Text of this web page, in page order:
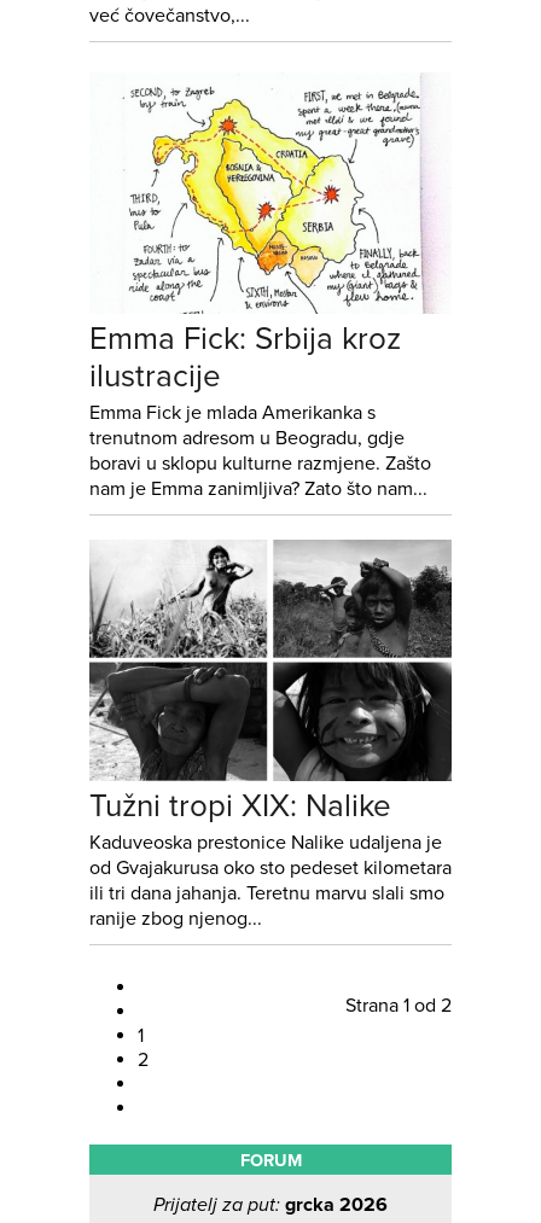
već čovečanstvo,...
Emma Fick: Srbija kroz
ilustracije
Emma Fick je mlada Amerikanka s
trenutnom adresom u Beogradu, gdje
boravi u sklopu kulturne razmjene. Zašto
nam je Emma zanimljiva? Zato što nam...
Tužni tropi XIX: Nalike
Kaduveoska prestonice Nalike udaljena je
od Gvajakurusa oko sto pedeset kilometara
ili tri dana jahanja. Teretnu marvu slali smo
ranije zbog njenog...
Strana 1 od 2
1
2
FORUM
Prijatelj za put: grcka 2026